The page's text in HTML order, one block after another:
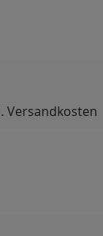
Versandkosten